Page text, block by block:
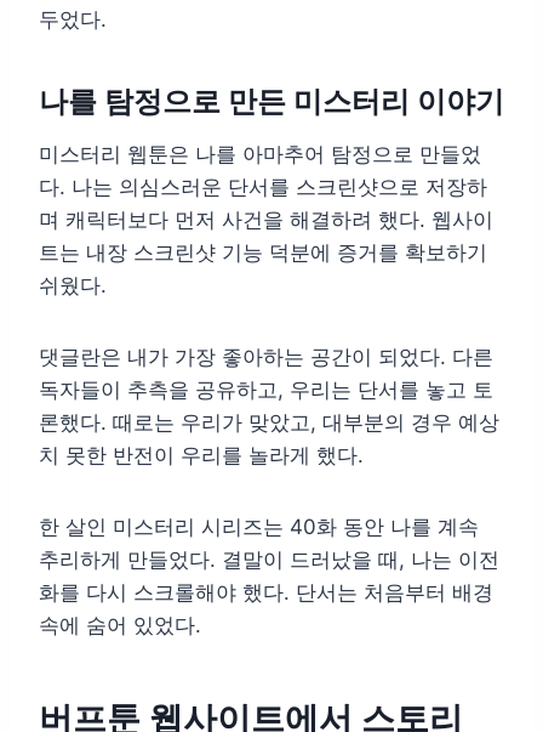
두었다.
나를 탐정으로 만든 미스터리 이야기
미스터리 웹툰은 나를 아마추어 탐정으로 만들었
다. 나는 의심스러운 단서를 스크린샷으로 저장하
며 캐릭터보다 먼저 사건을 해결하려 했다. 웹사이
트는 내장 스크린샷 기능 덕분에 증거를 확보하기
쉬웠다.
댓글란은 내가 가장 좋아하는 공간이 되었다. 다른
독자들이 추측을 공유하고, 우리는 단서를 놓고 토
론했다. 때로는 우리가 맞았고, 대부분의 경우 예상
치 못한 반전이 우리를 놀라게 했다.
한 살인 미스터리 시리즈는 40화 동안 나를 계속
추리하게 만들었다. 결말이 드러났을 때, 나는 이전
화를 다시 스크롤해야 했다. 단서는 처음부터 배경
속에 숨어 있었다.
버프툰 웹사이트에서 스토리